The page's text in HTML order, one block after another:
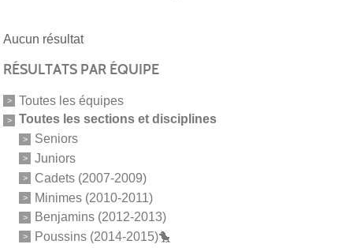
Aucun résultat
RÉSULTATS PAR ÉQUIPE
Toutes les équipes
Toutes les sections et disciplines
Seniors
Juniors
Cadets (2007-2009)
Minimes (2010-2011)
Benjamins (2012-2013)
Poussins (2014-2015)🐤